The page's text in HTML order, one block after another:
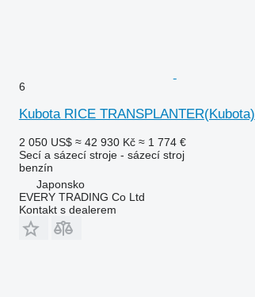
6
Kubota RICE TRANSPLANTER(Kubota)
2 050 US$ ≈ 42 930 Kč ≈ 1 774 €
Secí a sázecí stroje - sázecí stroj
benzín
Japonsko
EVERY TRADING Co Ltd
Kontakt s dealerem